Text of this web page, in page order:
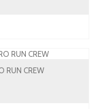
RUN CREW